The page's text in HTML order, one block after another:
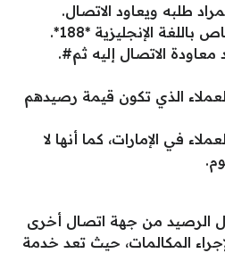
طلبه ويعاود الاتصال.
الإنجليزية *188*.
معاودة الاتصال إليه ثم#.
الذي تكون قيمة رصيدهم
في الإمارات، كما أنها لا
الرصيد من جهة اتصال أخرى
المكالمات، حيث تعد خدمة